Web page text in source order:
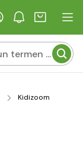
Kidizoom